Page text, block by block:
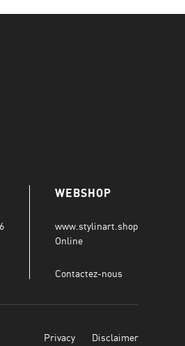
WEBSHOP
www.stylinart.shop
Online
Contactez-nous
Privacy Disclaimer